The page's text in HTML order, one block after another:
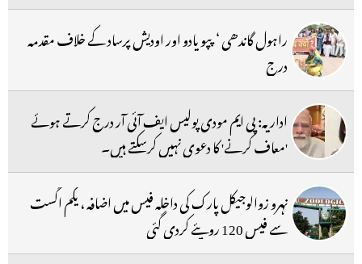
راہول گاندھی ‘ پپو یادو اور اودیش پرساد کے خلاف مقدمہ
درج
اداریہ: پی ایم مودی پولیس ایف آئی آر درج کرتے ہوئے
'معاف کرنے' کا دعوی نہیں کرسکتے ہیں۔
نہرو زوالوجیکل پارک کی داخلہ فیس میں اضافہ ، یکم اگست
سے فیس 120 روپئے کردی گئی